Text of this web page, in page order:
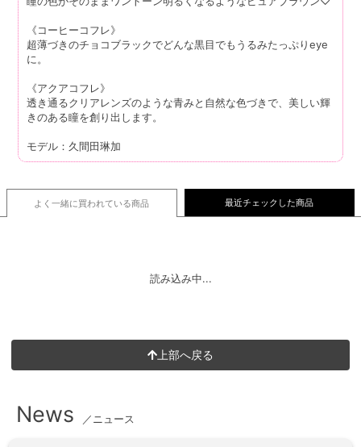
《コーヒーコフレ》
超薄づきのチョコブラックでどんな黒目でもうるみたっぷりeye
に。
《アクアコフレ》
透き通るクリアレンズのような青みと自然な色づきで、美しい輝
きのある瞳を創り出します。
モデル：久間田琳加
よく一緒に買われている商品 最近チェックした商品
読み込み中...
上部へ戻る
News ／ニュース